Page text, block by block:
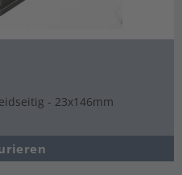
- 23x146mm